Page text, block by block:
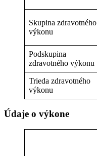
Skupina zdravotného
výkonu
Podskupina
zdravotného výkonu
Trieda zdravotného
výkonu
Údaje o výkone